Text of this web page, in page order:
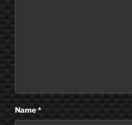
Name*